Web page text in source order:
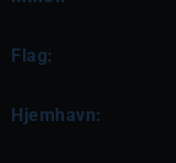
Flag:
Hjemhavn: